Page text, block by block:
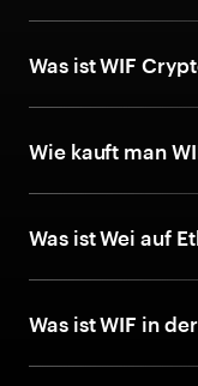
Was ist WIF
Wie kauft man
Was ist Wei auf
Was ist WIF in